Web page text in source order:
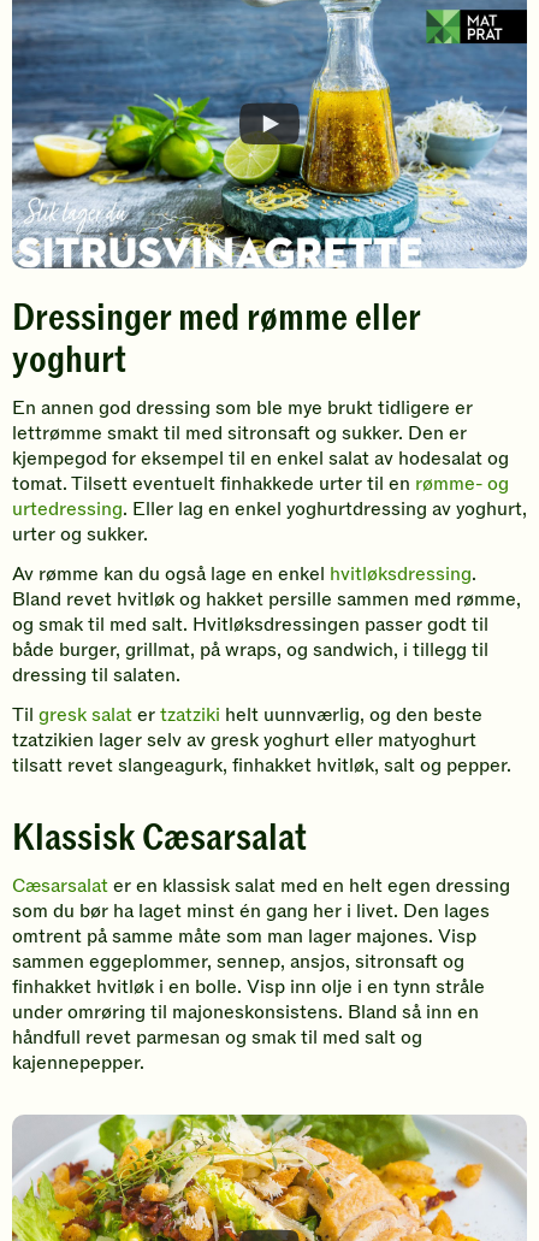
Dressinger med rømme eller
yoghurt
En annen god dressing som ble mye brukt tidligere er
lettrømme smakt til med sitronsaft og sukker. Den er
kjempegod for eksempel til en enkel salat av hodesalat og
tomat. Tilsett eventuelt finhakkede urter til en rømme- og
urtedressing. Eller lag en enkel yoghurtdressing av yoghurt,
urter og sukker.
Av rømme kan du også lage en enkel hvitløksdressing.
Bland revet hvitløk og hakket persille sammen med rømme,
og smak til med salt. Hvitløksdressingen passer godt til
både burger, grillmat, på wraps, og sandwich, i tillegg til
dressing til salaten.
Til gresk salatertzatziki helt uunnværlig, og den beste
tzatzikien lager selv av gresk yoghurt eller matyoghurt
tilsatt revet slangeagurk, finhakket hvitløk, salt og pepper.
Klassisk Cæsarsalat
Cæsarsalater en klassisk salat med en helt egen dressing
som du bør ha laget minst én gang her i livet. Den lages
omtrent på samme måte som man lager majones. Visp
sammen eggeplommer, sennep, ansjos, sitronsaft og
finhakket hvitløk i en bolle. Visp inn olje i en tynn stråle
under omrøring til majoneskonsistens. Bland så inn en
håndfull revet parmesan og smak til med salt og
kajennepepper.